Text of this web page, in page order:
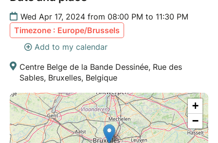
Wed Apr 17, 2024 from 08:00 PM to 11:30 PM
Timezone : Europe/Brussels
Add to my calendar
Centre Belge de la Bande Dessinée, Rue des
Sables, Bruxelles, Belgique
+
−